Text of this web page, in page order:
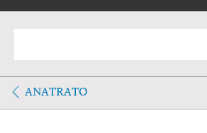
ANATRATO